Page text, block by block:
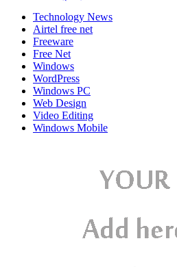
Technology News
Airtel free net
Freeware
Free Net
Windows
WordPress
Windows PC
Web Design
Video Editing
Windows Mobile